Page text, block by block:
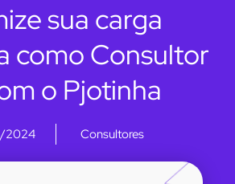
sua carga
como Consultor
o Pjotinha
2024 Consultores